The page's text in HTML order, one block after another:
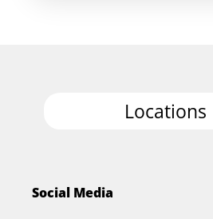
Locations
Social Media